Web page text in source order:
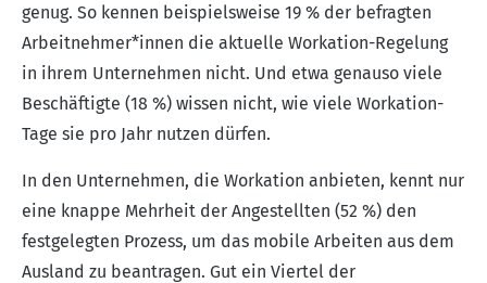
genug. So kennen beispielsweise 19 % der befragten
Arbeitnehmer*innen die aktuelle Workation-Regelung
in ihrem Unternehmen nicht. Und etwa genauso viele
Beschäftigte (18 %) wissen nicht, wie viele Workation-
Tage sie pro Jahr nutzen dürfen.
In den Unternehmen, die Workation anbieten, kennt nur
eine knappe Mehrheit der Angestellten (52 %) den
festgelegten Prozess, um das mobile Arbeiten aus dem
Ausland zu beantragen. Gut ein Viertel der